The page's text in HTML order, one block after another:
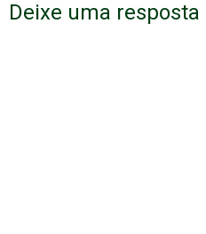
Deixe uma resposta